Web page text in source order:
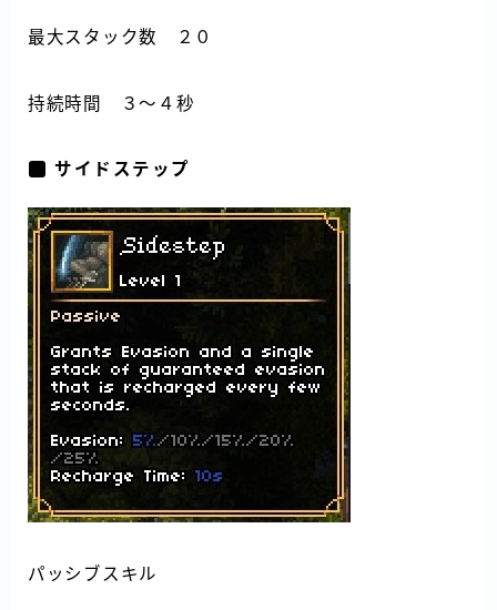
最大スタック数 ２０
持続時間 ３～４秒
サイドステップ
パッシブスキル